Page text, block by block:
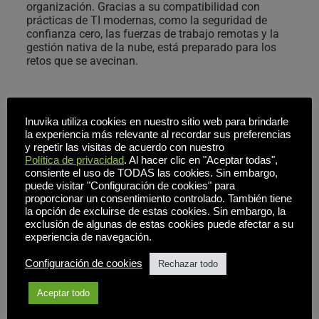
ResoluteOS está respaldado por años de experiencia real
de clientes de Inuvika en diversos sectores. Se basa en
los retos y las necesidades de los profesionales de TI
lugar.
organización. Gracias a su compatibilidad con
prácticas de TI modernas, como la seguridad de
confianza cero, las fuerzas de trabajo remotas y la
gestión nativa de la nube, está preparado para los
retos que se avecinan.
Despliegue rápido
Automatice el aprovisionamiento de clientes de
puesto final para reducir el tiempo de
implantación.
Aprovisionamiento sin intervención manual
Despliegue varios clientes de puesto final en cuestión de
Inuvika utiliza cookies en nuestro sitio web para brindarle
la experiencia más relevante al recordar sus preferencias
y repetir las visitas de acuerdo con nuestro
Política de privacidad. Al hacer clic en "Aceptar todas",
consiente el uso de TODAS las cookies. Sin embargo,
puede visitar "Configuración de cookies" para
proporcionar un consentimiento controlado. También tiene
la opción de excluirse de estas cookies. Sin embargo, la
exclusión de algunas de estas cookies puede afectar a su
experiencia de navegación.
Configuración de cookies Rechazar todo
Aceptar todo